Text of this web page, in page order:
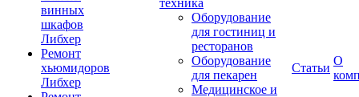
винных
шкафов
Либхер
Ремонт
хьюмидоров
Либхер
техника
Оборудование
для гостиниц и
ресторанов
Оборудование
для пекарен
Медицинское и
Статьи
О